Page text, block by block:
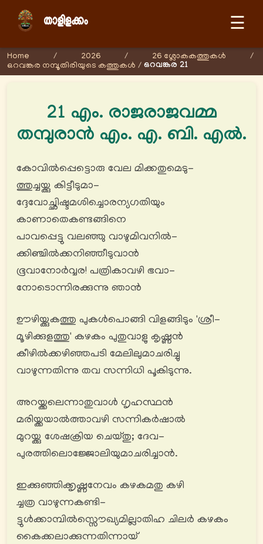
☰
Home / 2026 / 26 ശ്ലോകകത്തുകള്‍
/
ഒറവങ്കര നമ്പൂതിരിയുടെ കത്തുകള്‍ / ഒറവങ്കര 21
21 എം. രാജരാജവമ്മ
തമ്പുരാൻ എം. എ. ബി. എൽ.
കോവിൽപ്പെട്ടൊരു വേല മിക്കതുമെടു-
ത്തുച്ചയ്ക്കു കിട്ടീടുമാ-
ദ്ദേവോച്ഛിഷ്ടമശിച്ചൊരന്യഗതിയും
കാണാതെകണ്ടങ്ങിനെ
പാവപ്പെട്ടു വലഞ്ഞു വാഴുമിവനിൽ-
ക്കിഞ്ചിൽക്കനിഞ്ഞീടുവാന്‍
ഭൂവാനോര്‍വ്വര! പത്രികാവഴി ഭവാ-
നോടൊന്നിരക്കുന്നു ഞാൻ
ഊഴിയ്ക്കുകത്തു പുകൾപൊങ്ങി വിളങ്ങിടും 'ശ്രീ-
മൂഴിക്കുളത്തു' കഴകം പുതുവാളു കൃഷ്ണൻ
കീഴിൽക്കഴിഞ്ഞപടി മേലിലുമാചരിച്ചു
വാഴുന്നതിന്നു തവ സന്നിധി പൂകിടുന്നു.
അറയ്ക്കലെന്നാതുവാൾ ഗൃഹസ്ഥൻ
മരിയ്ക്കയാൽത്താവഴി സന്നികര്‍ഷാൽ
മുറയ്ക്കു ശേഷക്രിയ ചെയ്തു; ദേവ-
പുരത്തിലൊജ്ജോലിയുമാചരിച്ചാൻ.
ഇക്കുഞ്ഞിക്കൃഷ്ണനേവം കഴകമതു കഴി
ച്ചത്ര വാഴുന്നകണ്ടി-
ട്ടുൾക്കാമ്പിൽസ്സൌഖ്യമില്ലാതിഹ ചിലർ കഴകം
കൈക്കലാക്കുന്നതിന്നായ്